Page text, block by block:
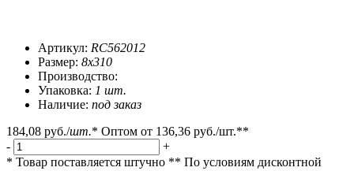
Артикул: RC562012
Размер: 8x310
Производство:
Упаковка: 1 шт.
Наличие: под заказ
184,08 руб./шт.* Оптом от 136,36 руб./шт.**
-
+
* Товар поставляется штучно ** По условиям дисконтной